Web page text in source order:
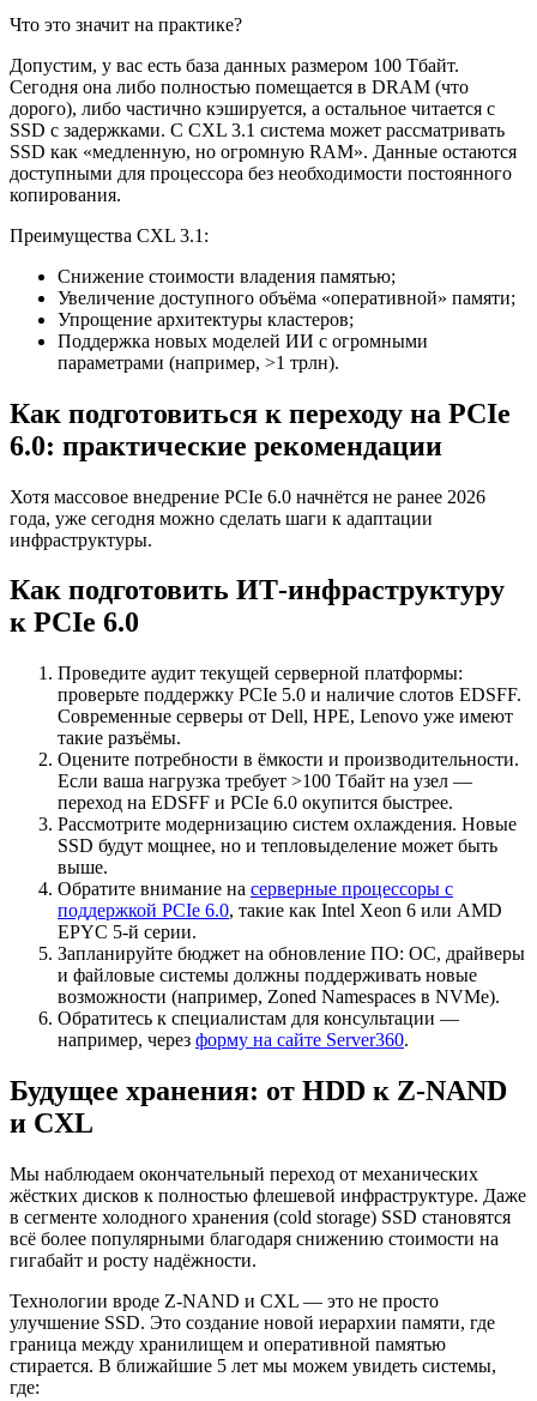
Что это значит на практике?
Допустим, у вас есть база данных размером 100 Тбайт.
Сегодня она либо полностью помещается в DRAM (что
дорого), либо частично кэшируется, а остальное читается с
SSD с задержками. С CXL 3.1 система может рассматривать
SSD как «медленную, но огромную RAM». Данные остаются
доступными для процессора без необходимости постоянного
копирования.
Преимущества CXL 3.1:
Снижение стоимости владения памятью;
Увеличение доступного объёма «оперативной» памяти;
Упрощение архитектуры кластеров;
Поддержка новых моделей ИИ с огромными
параметрами (например, >1 трлн).
Как подготовиться к переходу на PCIe
6.0: практические рекомендации
Хотя массовое внедрение PCIe 6.0 начнётся не ранее 2026
года, уже сегодня можно сделать шаги к адаптации
инфраструктуры.
Как подготовить ИТ-инфраструктуру
к PCIe 6.0
Проведите аудит текущей серверной платформы:
проверьте поддержку PCIe 5.0 и наличие слотов EDSFF.
Современные серверы от Dell, HPE, Lenovo уже имеют
такие разъёмы.
Оцените потребности в ёмкости и производительности.
Если ваша нагрузка требует >100 Тбайт на узел —
переход на EDSFF и PCIe 6.0 окупится быстрее.
Рассмотрите модернизацию систем охлаждения. Новые
SSD будут мощнее, но и тепловыделение может быть
выше.
Обратите внимание на серверные процессоры с
поддержкой PCIe 6.0, такие как Intel Xeon 6 или AMD
EPYC 5-й серии.
Запланируйте бюджет на обновление ПО: ОС, драйверы
и файловые системы должны поддерживать новые
возможности (например, Zoned Namespaces в NVMe).
Обратитесь к специалистам для консультации —
например, через форму на сайте Server360.
Будущее хранения: от HDD к Z-NAND
и CXL
Мы наблюдаем окончательный переход от механических
жёстких дисков к полностью флешевой инфраструктуре. Даже
в сегменте холодного хранения (cold storage) SSD становятся
всё более популярными благодаря снижению стоимости на
гигабайт и росту надёжности.
Технологии вроде Z-NAND и CXL — это не просто
улучшение SSD. Это создание новой иерархии памяти, где
граница между хранилищем и оперативной памятью
стирается. В ближайшие 5 лет мы можем увидеть системы,
где: